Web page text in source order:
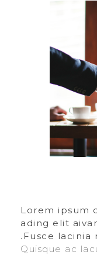
Lorem ipsum
ading elit
Fusce lacinia
Quisque ac